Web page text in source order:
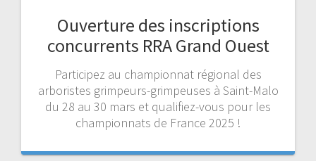
Ouverture des inscriptions
concurrents RRA Grand Ouest
Participez au championnat régional des
arboristes grimpeurs-grimpeuses à Saint-Malo
du 28 au 30 mars et qualifiez-vous pour les
championnats de France 2025 !